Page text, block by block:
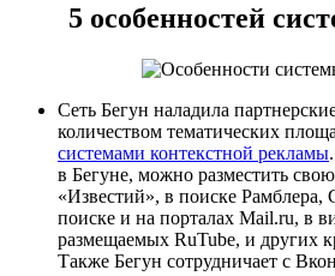
5 особенностей
Сеть Бегун наладила
количеством тематических
системами контекстной рекламы
в Бегуне, можно разместить
«Известий», в поиске Рамблера,
поиске и на порталах Mail.ru, в
размещаемых RuTube, и других
Также Бегун сотрудничает с